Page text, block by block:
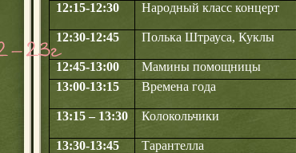
12:15-12:30
Народный класс концерт
12:30-12:45
Полька Штрауса, Куклы
12:45-13:00
Мамины помощницы
13:00-13:15
Времена года
13:15 – 13:30
Колокольчики
13:30-13:45
Тарантелла